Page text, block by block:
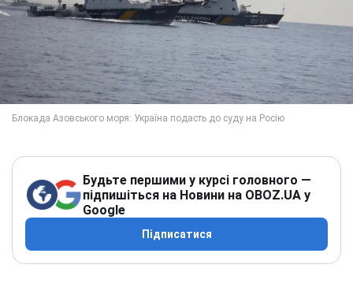
Будьте першими у курсі головного —
підпишіться на Новини на OBOZ.UA у
Google
Підписатися